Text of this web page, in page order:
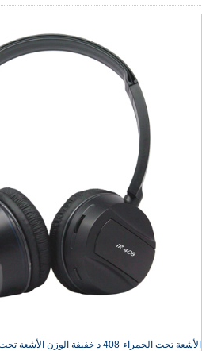
الأشعة تحت الحمراء-408 د خفيفة الوزن الأشعة تحت الحمراء سماعة الرأس مع قناة مزدوجة